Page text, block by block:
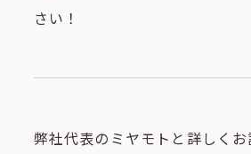
さい！
弊社代表のミヤモトと詳しく